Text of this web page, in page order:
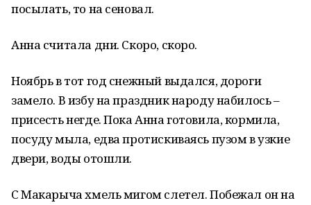
посылать, то на сеновал.
Анна считала дни. Скоро, скоро.
Ноябрь в тот год снежный выдался, дороги
замело. В избу на праздник народу набилось –
присесть негде. Пока Анна готовила, кормила,
посуду мыла, едва протискиваясь пузом в узкие
двери, воды отошли.
С Макарыча хмель мигом слетел. Побежал он на